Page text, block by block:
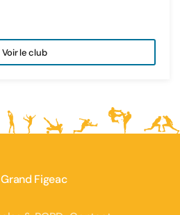
Voir le club
Grand Figeac